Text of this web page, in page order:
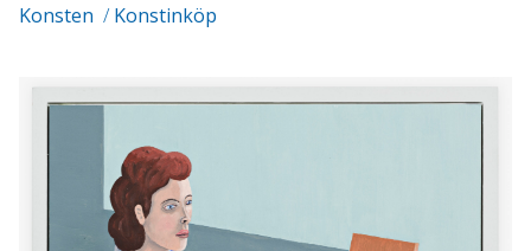
Konsten / Konstinköp